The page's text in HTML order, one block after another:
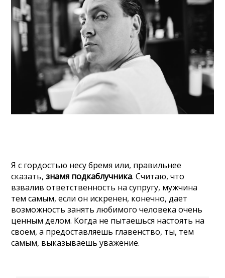
Я с гордостью несу бремя или, правильнее
сказать,знамя подкаблучника. Считаю, что
взвалив ответственность на супругу, мужчина
тем самым, если он искренен, конечно, дает
возможность занять любимого человека очень
ценным делом. Когда не пытаешься настоять на
своем, а предоставляешь главенство, ты, тем
самым, выказываешь уважение.